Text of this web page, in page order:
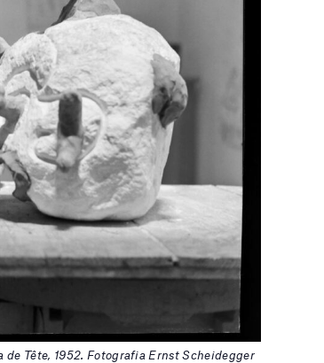
Tête, 1952. Fotografia Ernst Scheidegger